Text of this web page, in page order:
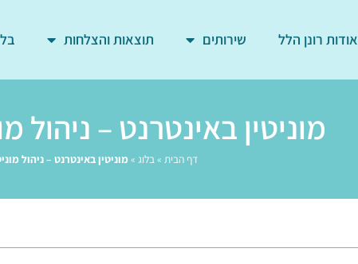
אודות רונן הלל שירותים תוצאות והצלחות
מוניטין באינטרנט – ניהול
דף הבית »בלוג » מוניטין באינטרנט – ניהול